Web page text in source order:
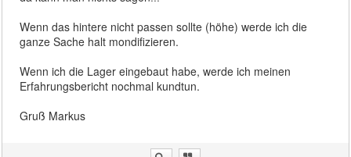
Wenn das hintere nicht passen sollte (höhe) werde ich die
ganze Sache halt mondifizieren.
Wenn ich die Lager eingebaut habe, werde ich meinen
Erfahrungsbericht nochmal kundtun.
Gruß Markus